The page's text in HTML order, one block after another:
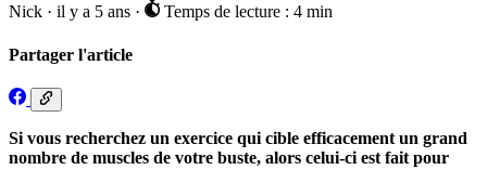
Nick · il y a 5 ans · Temps de lecture : 4 min
Partager l'article
Si vous recherchez un exercice qui cible efficacement un grand
nombre de muscles de votre buste, alors celui-ci est fait pour